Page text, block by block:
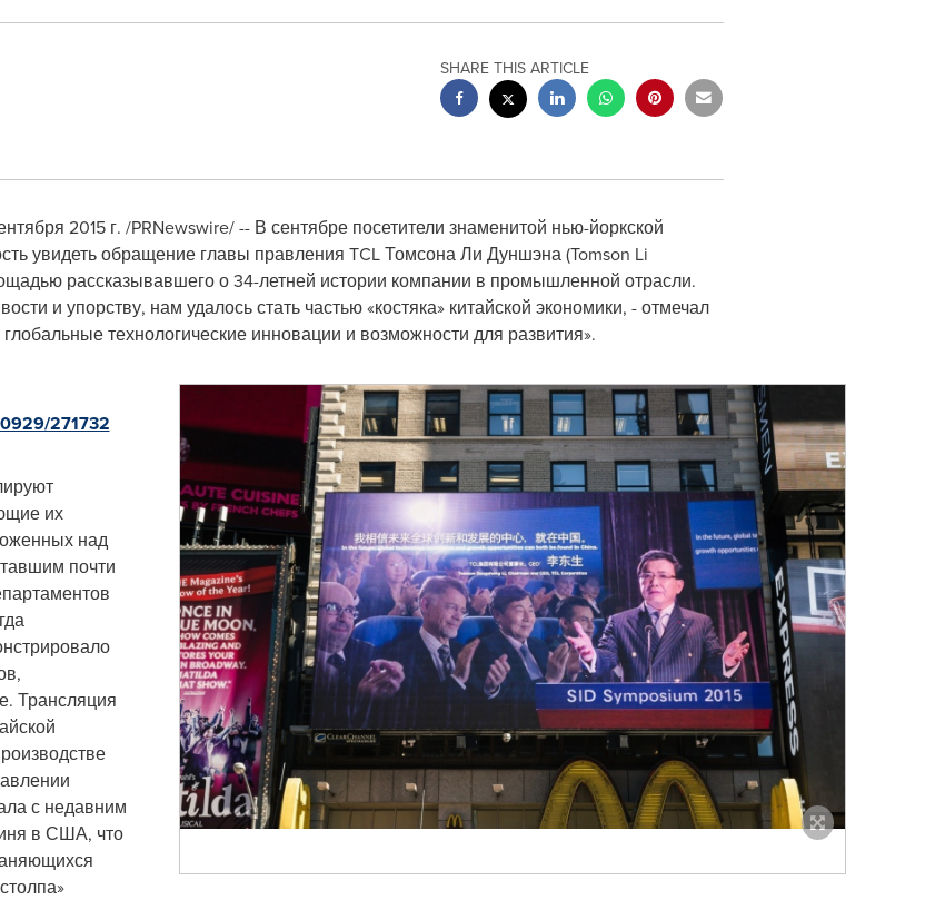
SHARE THIS ARTICLE
2015 г. /PRNewswire/ -- В сентябре посетители знаменитой нью-йоркской
увидеть обращение главы правления TCL Томсона Ли Дуншэна (Tomson Li
рассказывавшего о 34-летней истории компании в промышленной отрасли.
и упорству, нам удалось стать частью «костяка» китайской экономики, - отмечал
технологические инновации и возможности для развития».
271732
их
над
почти
Трансляция
с недавним
в США, что